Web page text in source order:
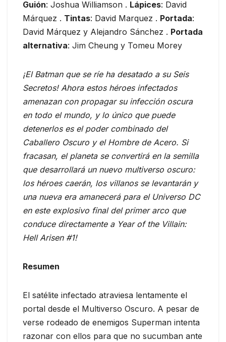
Guión: Joshua Williamson . Lápices: David
Márquez . Tintas: David Marquez . Portada:
David Márquez y Alejandro Sánchez . Portada
alternativa: Jim Cheung y Tomeu Morey
¡El Batman que se ríe ha desatado a su Seis
Secretos! Ahora estos héroes infectados
amenazan con propagar su infección oscura
en todo el mundo, y lo único que puede
detenerlos es el poder combinado del
Caballero Oscuro y el Hombre de Acero. Si
fracasan, el planeta se convertirá en la semilla
que desarrollará un nuevo multiverso oscuro:
los héroes caerán, los villanos se levantarán y
una nueva era amanecerá para el Universo DC
en este explosivo final del primer arco que
conduce directamente a Year of the Villain:
Hell Arisen #1!
Resumen
El satélite infectado atraviesa lentamente el
portal desde el Multiverso Oscuro. A pesar de
verse rodeado de enemigos Superman intenta
razonar con ellos para que no sucumban ante